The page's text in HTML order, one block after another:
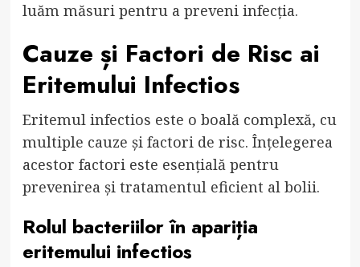
luăm măsuri pentru a preveni infecția.
Cauze și Factori de Risc ai
Eritemului Infectios
Eritemul infectios este o boală complexă, cu
multiple cauze și factori de risc. Înțelegerea
acestor factori este esențială pentru
prevenirea și tratamentul eficient al bolii.
Rolul bacteriilor în apariția
eritemului infectios